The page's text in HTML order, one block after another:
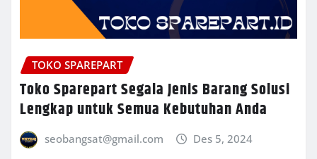
TOKO SPAREPART
Toko Sparepart Segala Jenis Barang Solusi
Lengkap untuk Semua Kebutuhan Anda
seobangsat@gmail.com Des 5, 2024